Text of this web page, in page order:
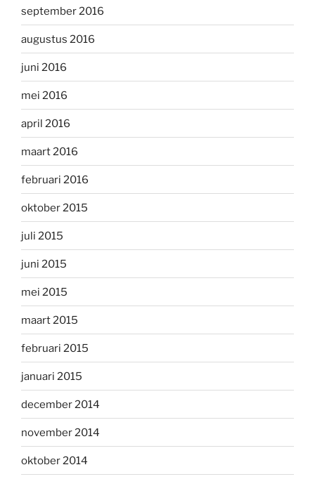
september 2016
augustus 2016
juni 2016
mei 2016
april 2016
maart 2016
februari 2016
oktober 2015
juli 2015
juni 2015
mei 2015
maart 2015
februari 2015
januari 2015
december 2014
november 2014
oktober 2014